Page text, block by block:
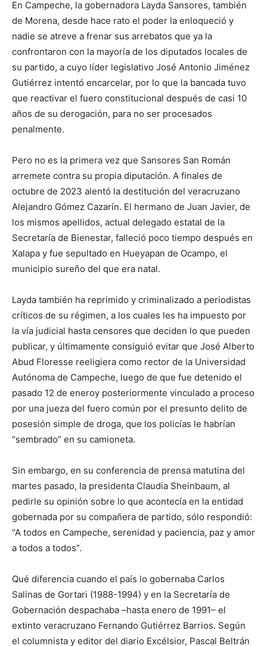
En Campeche, la gobernadora Layda Sansores, también
de Morena, desde hace rato el poder la enloqueció y
nadie se atreve a frenar sus arrebatos que ya la
confrontaron con la mayoría de los diputados locales de
su partido, a cuyo líder legislativo José Antonio Jiménez
Gutiérrez intentó encarcelar, por lo que la bancada tuvo
que reactivar el fuero constitucional después de casi 10
años de su derogación, para no ser procesados
penalmente.
Pero no es la primera vez que Sansores San Román
arremete contra su propia diputación. A finales de
octubre de 2023 alentó la destitución del veracruzano
Alejandro Gómez Cazarín. El hermano de Juan Javier, de
los mismos apellidos, actual delegado estatal de la
Secretaría de Bienestar, falleció poco tiempo después en
Xalapa y fue sepultado en Hueyapan de Ocampo, el
municipio sureño del que era natal.
Layda también ha reprimido y criminalizado a periodistas
críticos de su régimen, a los cuales les ha impuesto por
la vía judicial hasta censores que deciden lo que pueden
publicar, y últimamente consiguió evitar que José Alberto
Abud Floresse reeligiera como rector de la Universidad
Autónoma de Campeche, luego de que fue detenido el
pasado 12 de eneroy posteriormente vinculado a proceso
por una jueza del fuero común por el presunto delito de
posesión simple de droga, que los policías le habrían
“sembrado” en su camioneta.
Sin embargo, en su conferencia de prensa matutina del
martes pasado, la presidenta Claudia Sheinbaum, al
pedirle su opinión sobre lo que acontecía en la entidad
gobernada por su compañera de partido, sólo respondió:
“A todos en Campeche, serenidad y paciencia, paz y amor
a todos a todos”.
Qué diferencia cuando el país lo gobernaba Carlos
Salinas de Gortari (1988-1994) y en la Secretaría de
Gobernación despachaba –hasta enero de 1991– el
extinto veracruzano Fernando Gutiérrez Barrios. Según
el columnista y editor del diario Excélsior, Pascal Beltrán